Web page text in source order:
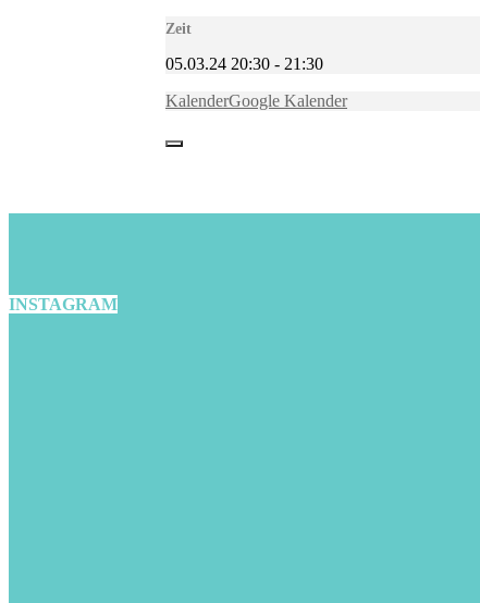
Zeit
05.03.24 20:30 - 21:30
KalenderGoogle Kalender
INSTAGRAM